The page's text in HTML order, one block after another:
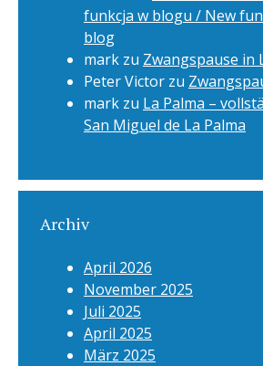
funkcja w blogu / New
blog
mark zu Zwangspause in
Peter Victor zu
mark zu La Palma –
San Miguel de La Palma
Archiv
April 2026
November 2025
Juli 2025
April 2025
März 2025